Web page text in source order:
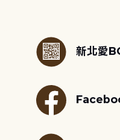
新北愛